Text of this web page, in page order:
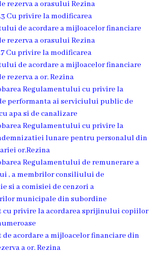
rezerva a orasului Rezina
Cu privire la modificarea
de acordare a mijloacelor financiare
rezerva a orasului Rezina
Cu privire la modificarea
de acordare a mijloacelor financiare
rezerva a or. Rezina
Regulamentului cu privire la
performanta ai serviciului public de
apa si de canalizare
Regulamentului cu privire la
lunare pentru personalul din
or.Rezina
Regulamentului de remunerare a
, a membrilor consiliului de
si a comisiei de cenzori a
municipale din subordine
cu privire la acordarea sprijinului copiilor
de acordare a mijloacelor financiare din
a or. Rezina